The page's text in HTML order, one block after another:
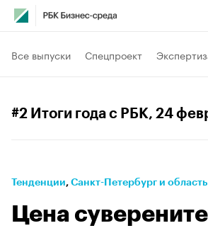
Все выпуски Спецпроект
#2 Итоги года с РБК, 24
Тенденции⁠, Санкт-Петербург и область
Цена